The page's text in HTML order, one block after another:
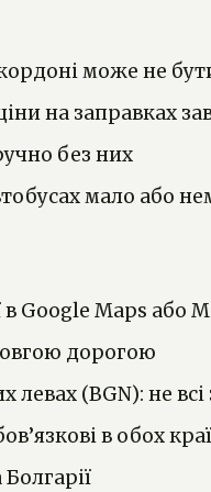
може не
на заправках
без них
мало або
Google Maps або
дорогою
левах (BGN): не
в обох